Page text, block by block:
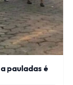
pauladas é